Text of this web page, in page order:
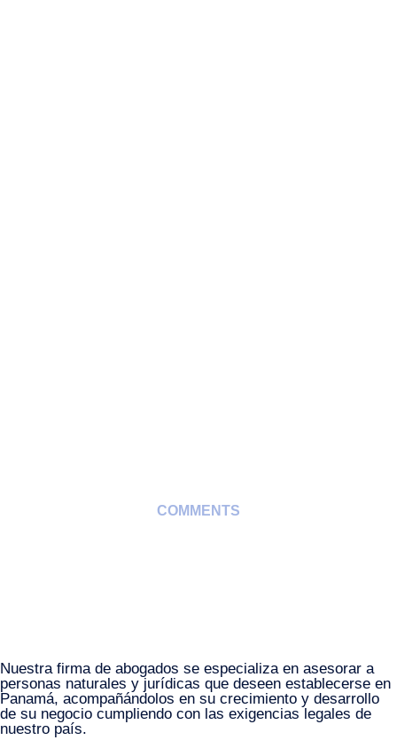
COMMENTS
Nuestra firma de abogados se especializa en asesorar a
personas naturales y jurídicas que deseen establecerse en
Panamá, acompañándolos en su crecimiento y desarrollo
de su negocio cumpliendo con las exigencias legales de
nuestro país.